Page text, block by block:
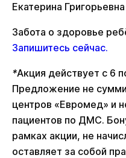
Екатерина Григорьевна
Забота о здоровье
Запишитесь сейчас.
*Акция действует с 6
Предложение не
центров «Евромед» и
пациентов по ДМС.
рамках акции, не
оставляет за собой